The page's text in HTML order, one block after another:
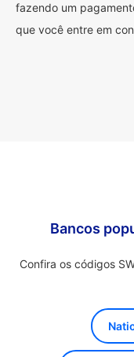
fazendo um
que você entre em
Bancos
Confira os códigos